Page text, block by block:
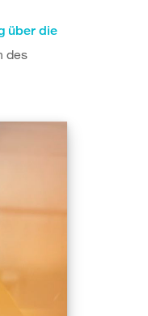
über die
des